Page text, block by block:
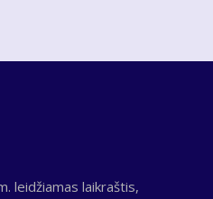
leidžiamas laikraštis,